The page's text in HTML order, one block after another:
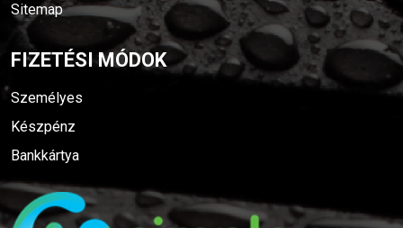
Sitemap
FIZETÉSI MÓDOK
Személyes
Készpénz
Bankkártya